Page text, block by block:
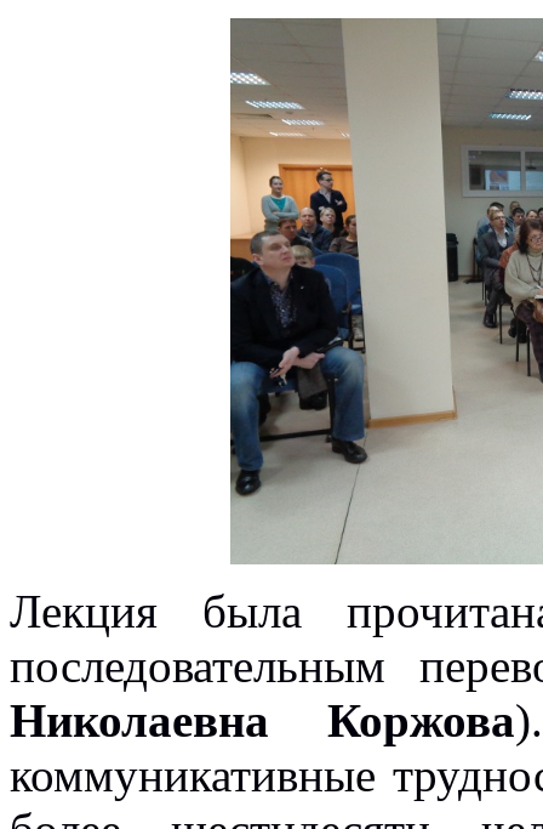
Лекция была
последовательным
Николаевна Коржова
коммуникативные